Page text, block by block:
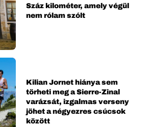
Száz kilométer, amely végül
nem rólam szólt
Kilian Jornet hiánya sem
törheti meg a Sierre-Zinal
varázsát, izgalmas verseny
jöhet a négyezres csúcsok
között